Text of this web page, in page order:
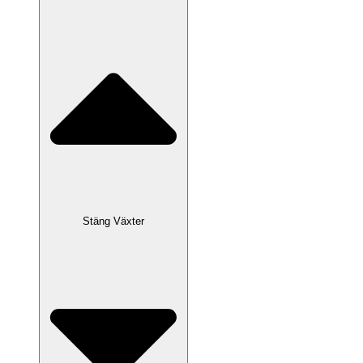
Stäng Växter